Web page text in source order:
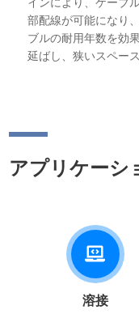
部配線が可能になり
ブルの耐用年数を効
延ばし、狭いスペー
アプリケーシ
溶接